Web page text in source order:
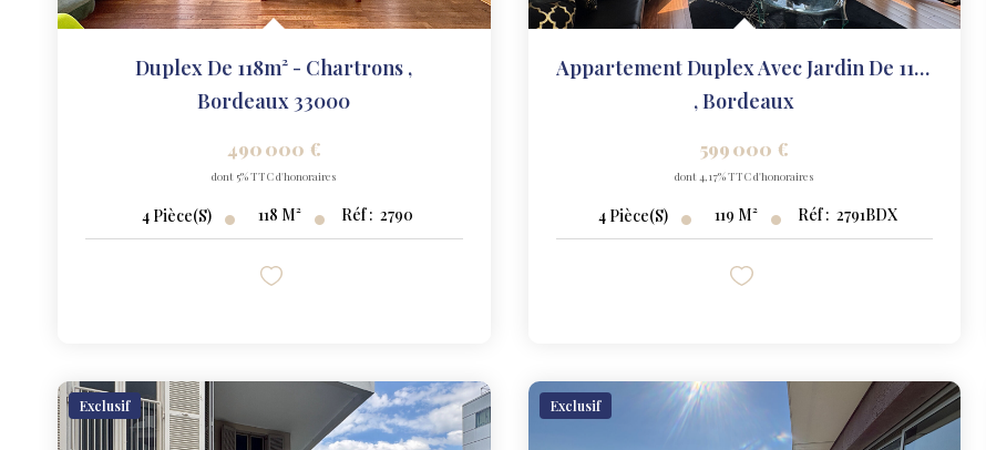
Duplex De 118m² - Chartrons ,
Bordeaux 33000
490 000 €
dont 5% TTC d'honoraires
4 Pièce(s) 118 M² Réf : 2790
Appartement Duplex Avec Jardin De 119m²
,Bordeaux
599 000 €
dont 4,17% TTC d'honoraires
4 Pièce(s) 119 M² Réf : 2791BDX
Exclusif Exclusif